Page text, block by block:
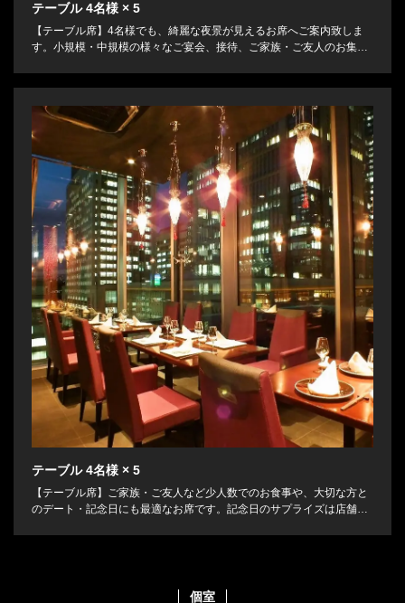
テーブル4名様 × 5
【テーブル席】4名様でも、綺麗な夜景が見えるお席へご案内致しま
す。小規模・中規模の様々なご宴会、接待、ご家族・ご友人のお集ま
テーブル4名様 × 5
【テーブル席】ご家族・ご友人など少人数でのお食事や、大切な方と
のデート・記念日にも最適なお席です。記念日のサプライズは店舗ま
個室